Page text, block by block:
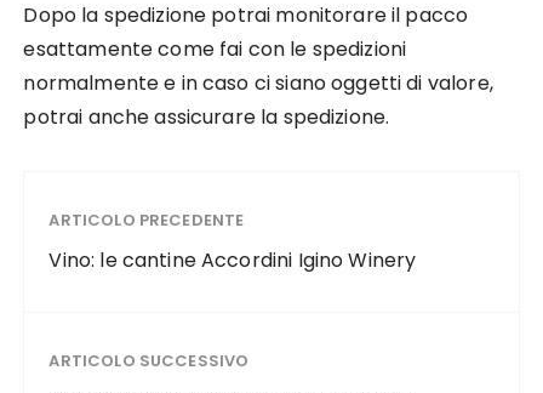
Dopo la spedizione potrai monitorare il pacco
esattamente come fai con le spedizioni
normalmente e in caso ci siano oggetti di valore,
potrai anche assicurare la spedizione.
ARTICOLO PRECEDENTE
Vino: le cantine Accordini Igino Winery
ARTICOLO SUCCESSIVO